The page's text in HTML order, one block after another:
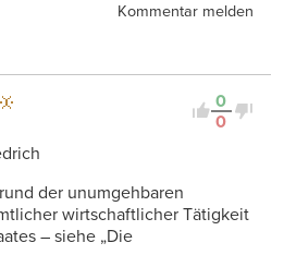
Kommentar melden
0
0
der unumgehbaren
wirtschaftlicher Tätigkeit
– siehe „Die